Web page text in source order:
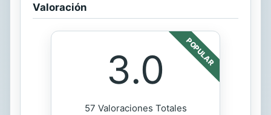
Valoración
POPULAR
3.0
57 Valoraciones Totales